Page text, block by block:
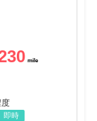
度
即時